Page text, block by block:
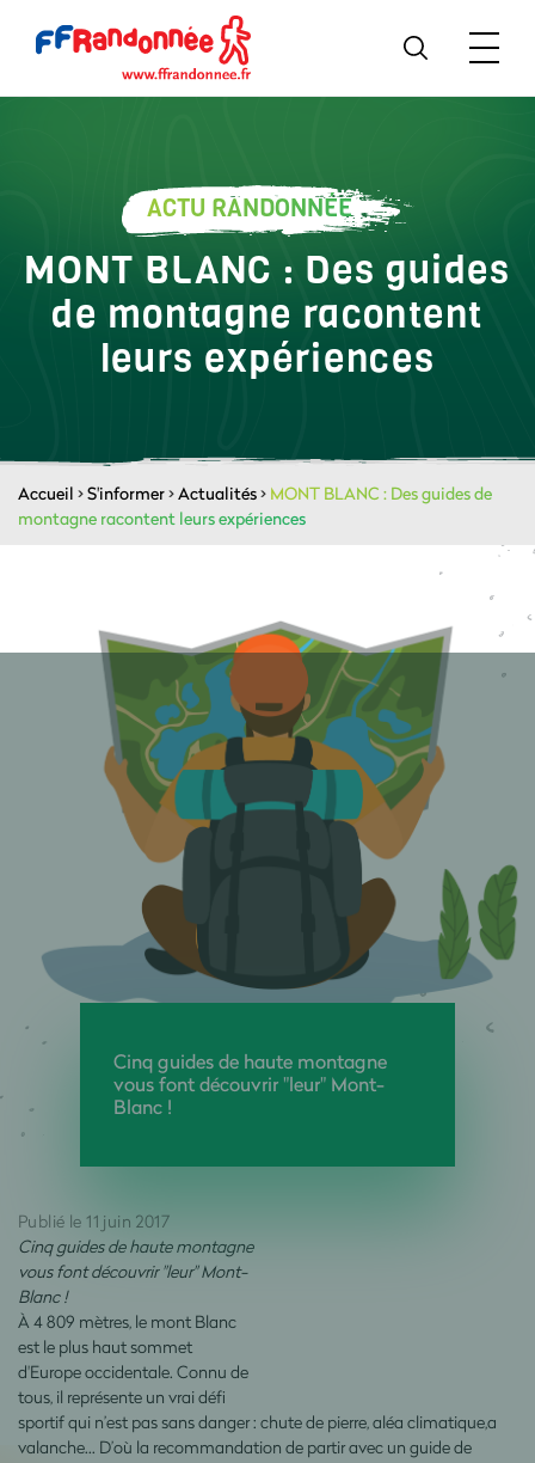
ACTU RANDONNÉE
MONT BLANC : Des guides
de montagne racontent
leurs expériences
Accueil >S'informer>Actualités> MONT BLANC : Des guides de
montagne racontent leurs expériences
Cinq guides de haute montagne
vous font découvrir "leur" Mont-
Blanc !
Publié le 11 juin 2017
Cinq guides de haute montagne
vous font découvrir "leur" Mont-
Blanc !
À 4 809 mètres, le mont Blanc
est le plus haut sommet
d'Europe occidentale. Connu de
tous, il représente un vrai défi
sportif qui n’est pas sans danger : chute de pierre, aléa climatique,a
valanche… D’où la recommandation de partir avec un guide de